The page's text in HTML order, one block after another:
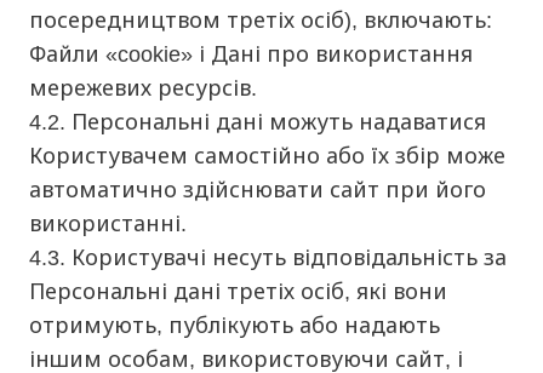
посередництвом третіх осіб), включають:
Файли «cookie» і Дані про використання
мережевих ресурсів.
4.2. Персональні дані можуть надаватися
Користувачем самостійно або їх збір може
автоматично здійснювати сайт при його
використанні.
4.3. Користувачі несуть відповідальність за
Персональні дані третіх осіб, які вони
отримують, публікують або надають
іншим особам, використовуючи сайт, і